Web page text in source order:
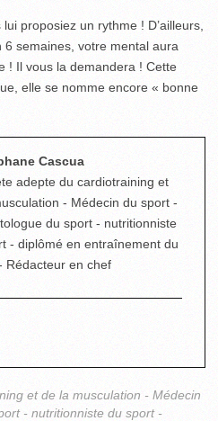
proposiez un rythme ! D’ailleurs,
6 semaines, votre mental aura
! Il vous la demandera ! Cette
elle se nomme encore « bonne
Cascua
adepte du cardiotraining et
- Médecin du sport -
du sport - nutritionniste
- diplômé en entraînement du
Rédacteur en chef
et de la musculation - Médecin
- nutritionniste du sport -